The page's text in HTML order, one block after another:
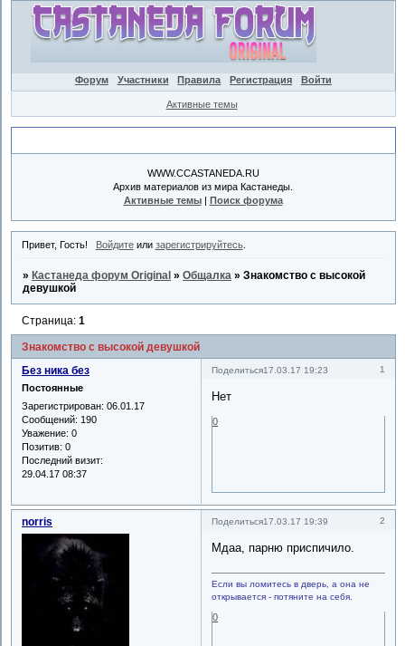
Форум Участники Правила Регистрация Войти
Активные темы
WWW.CCASTANEDA.RU
Архив материалов из мира Кастанеды.
Активные темы| Поиск форума
Привет, Гость! Войдитеили зарегистрируйтесь.
» Кастанеда форум Original »Общалка »Знакомство с высокой
девушкой
Знакомство с высокой девушкой
Страница:1
Поделиться 1
17.03.17 19:23
Без ника без
Постоянные
Зарегистрирован: 06.01.17
Сообщений: 190
Уважение: 0
Позитив: 0
Последний визит:
29.04.17 08:37
Нет
0
Поделиться 2
17.03.17 19:39
norris
Мдаа, парню приспичило.
Если вы ломитесь в дверь, а она не
открывается - потяните на себя.
0